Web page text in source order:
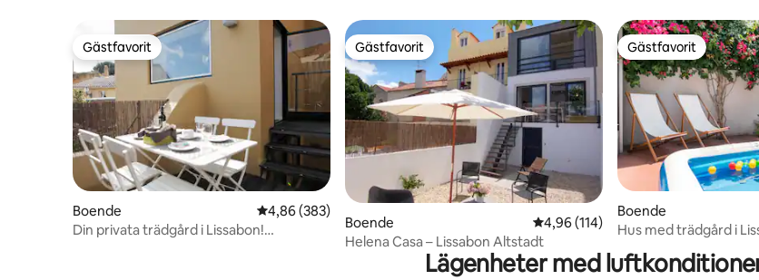
Gästfavorit
Gästfavorit
Boende 4,86 av 5 i genomsnittligt betyg, 383 omdömen
4,86 (383)
Din privata trädgård i Lissabon!
Gästfavorit
Gästfavorit
Boende 4,96 av 5 i genomsnittligt betyg,
4,96 (114)
Helena Casa – Lissabon Altstadt
Gästfavorit
Gästfavorit
Boende
Hus med trädgård i
Lägenheter med